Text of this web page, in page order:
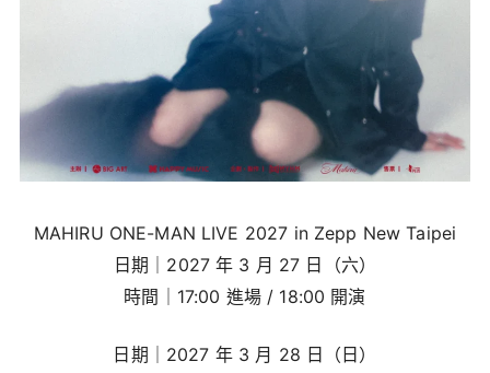
MAHIRU ONE-MAN LIVE 2027 in Zepp New Taipei
日期｜2027 年 3 月 27 日（六）
時間｜17:00 進場 / 18:00 開演
日期｜2027 年 3 月 28 日（日）